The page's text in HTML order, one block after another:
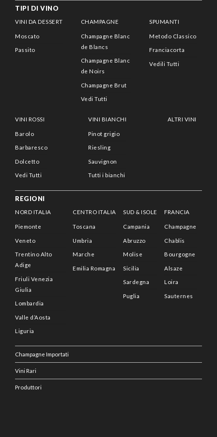
TIPI DI VINO
VINI DA DESSERT
Moscato
Passito
CHAMPAGNE
Champagne Blanc
de Blancs
Champagne Blanc
de Noirs
Champagne Brut
Vedi Tutti
SPUMANTI
Metodo Classico
Franciacorta
Vedili Tutti
VINI ROSSI
Barolo
Barbaresco
Dolcetto
Vedi Tutti
VINI BIANCHI
Pinot grigio
Riesling
Sauvignon
Tutti i bianchi
ALTRI VINI
REGIONI
NORD ITALIA
Piemonte
Veneto
Trentino Alto
Adige
Friuli Venezia
Giulia
Lombardia
Valle d’Aosta
Liguria
CENTRO ITALIA
Toscana
Umbria
Marche
Emilia Romagna
SUD & ISOLE
Campania
Abruzzo
Molise
Sicilia
Sardegna
Puglia
FRANCIA
Champagne
Chablis
Bourgogne
Alsaze
Loira
Sauternes
Champagne Importati
Vini Rari
Produttori